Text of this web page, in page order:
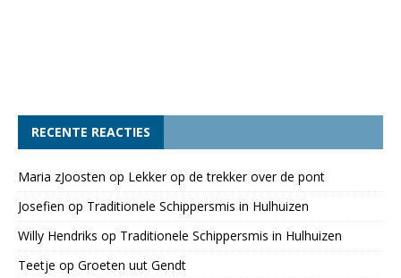
RECENTE REACTIES
Maria zJoosten op Lekker op de trekker over de pont
Josefien op Traditionele Schippersmis in Hulhuizen
Willy Hendriks op Traditionele Schippersmis in Hulhuizen
Teetje op Groeten uut Gendt